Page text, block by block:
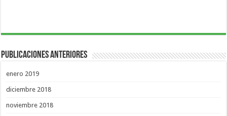
Publicaciones Anteriores
enero 2019
diciembre 2018
noviembre 2018